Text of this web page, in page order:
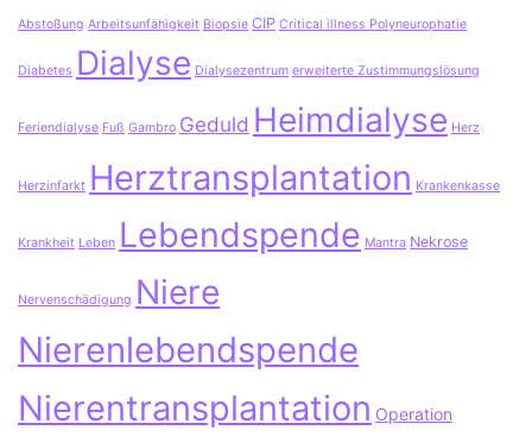
Abstoßung Arbeitsunfähigkeit Biopsie CIP Critical illness Polyneurophatie
Diabetes Dialyse Dialysezentrum erweiterte Zustimmungslösung
Feriendialyse Fuß Gambro Geduld Heimdialyse Herz
Herzinfarkt Herztransplantation Krankenkasse
Krankheit Leben Lebendspende Mantra Nekrose
Nervenschädigung Niere
Nierenlebendspende
Nierentransplantation Operation